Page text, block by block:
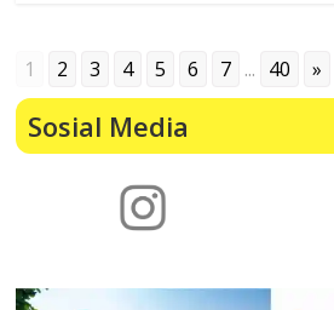
1 2 3 4 5 6 7 ... 40 »
Sosial Media